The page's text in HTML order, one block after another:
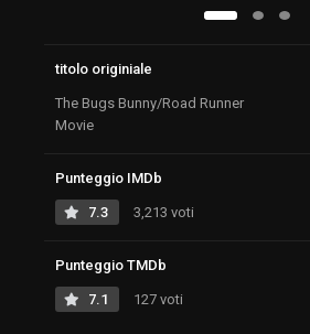
titolo originiale
The Bugs Bunny/Road Runner
Movie
Punteggio IMDb
7.3 3,213 voti
Punteggio TMDb
7.1 127 voti